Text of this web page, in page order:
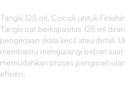
Tangki 125 ml, Cocok untuk
Tangki cat berkapasitas 125 ml
pengerjaan skala kecil atau detail.
membantu mengurangi beban saat
memudahkan proses pengisian
efisien.